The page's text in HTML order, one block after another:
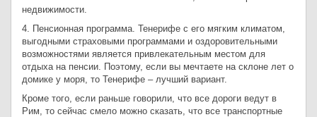
недвижимости.
4. Пенсионная программа. Тенерифе с его мягким климатом,
выгодными страховыми программами и оздоровительными
возможностями является привлекательным местом для
отдыха на пенсии. Поэтому, если вы мечтаете на склоне лет о
домике у моря, то Тенерифе – лучший вариант.
Кроме того, если раньше говорили, что все дороги ведут в
Рим, то сейчас смело можно сказать, что все транспортные